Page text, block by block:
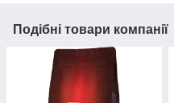
Подібні товари компанії